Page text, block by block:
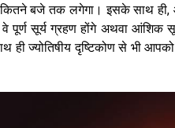
बजे तक लगेगा। इसके साथ ही,
वे पूर्ण सूर्य ग्रहण होंगे अथवा
ही ज्योतिषीय दृष्टिकोण से भी